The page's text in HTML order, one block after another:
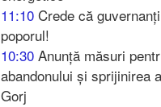
11:10 Crede că
poporul!
10:30 Anunță măsuri
abandonului și sprijinirea
Gorj